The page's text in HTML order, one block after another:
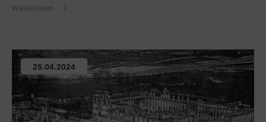
Weiterlesen
25.04.2024